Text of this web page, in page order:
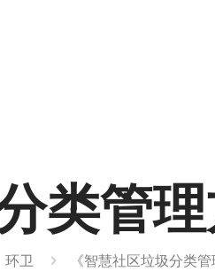
类管
环卫 《智慧社区垃圾分类